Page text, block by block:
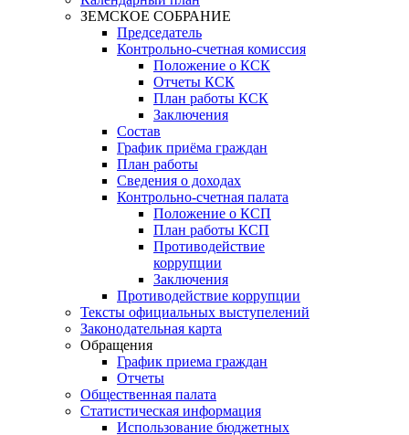
ЗЕМСКОЕ СОБРАНИЕ
Председатель
Контрольно-счетная комиссия
Положение о КСК
Отчеты КСК
План работы КСК
Заключения
Состав
График приёма граждан
План работы
Сведения о доходах
Контрольно-счетная палата
Положение о КСП
План работы КСП
Противодействие
коррупции
Заключения
Противодействие коррупции
Тексты официальных выступелений
Законодательная карта
Обращения
График приема граждан
Отчеты
Общественная палата
Статистическая информация
Использование бюджетных